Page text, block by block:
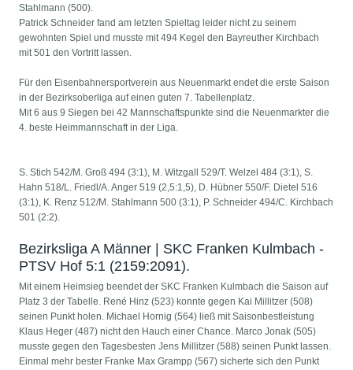
Stahlmann (500).
Patrick Schneider fand am letzten Spieltag leider nicht zu seinem
gewohnten Spiel und musste mit 494 Kegel den Bayreuther Kirchbach
mit 501 den Vortritt lassen.
Für den Eisenbahnersportverein aus Neuenmarkt endet die erste Saison
in der Bezirksoberliga auf einen guten 7. Tabellenplatz.
Mit 6 aus 9 Siegen bei 42 Mannschaftspunkte sind die Neuenmarkter die
4. beste Heimmannschaft in der Liga.
S. Stich 542/M. Groß 494 (3:1), M. Witzgall 529/T. Welzel 484 (3:1), S.
Hahn 518/L. Friedl/A. Anger 519 (2,5:1,5), D. Hübner 550/F. Dietel 516
(3:1), K. Renz 512/M. Stahlmann 500 (3:1), P. Schneider 494/C. Kirchbach
501 (2:2).
Bezirksliga A Männer | SKC Franken Kulmbach -
PTSV Hof 5:1 (2159:2091).
Mit einem Heimsieg beendet der SKC Franken Kulmbach die Saison auf
Platz 3 der Tabelle. René Hinz (523) konnte gegen Kai Millitzer (508)
seinen Punkt holen. Michael Hornig (564) ließ mit Saisonbestleistung
Klaus Heger (487) nicht den Hauch einer Chance. Marco Jonak (505)
musste gegen den Tagesbesten Jens Millitzer (588) seinen Punkt lassen.
Einmal mehr bester Franke Max Grampp (567) sicherte sich den Punkt